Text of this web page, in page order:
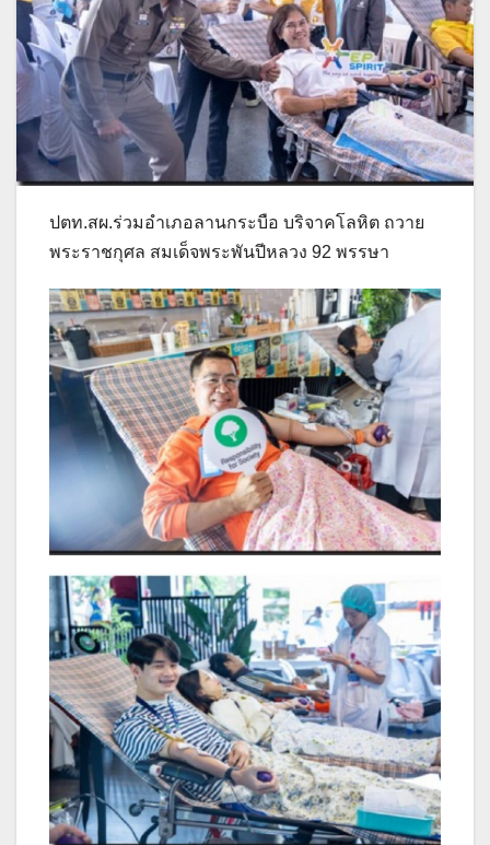
ปตท.สผ.ร่วมอำเภอลานกระบือ บริจาคโลหิต ถวาย
พระราชกุศล สมเด็จพระพันปีหลวง 92 พรรษา